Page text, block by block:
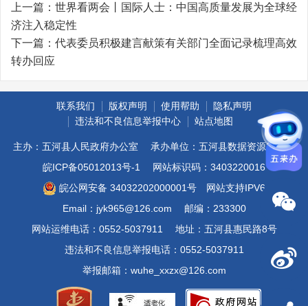
上一篇： 世界看两会丨国际人士：中国高质量发展为全球经
济注入稳定性
下一篇： 代表委员积极建言献策有关部门全面记录梳理高效
转办回应
联系我们 版权声明 使用帮助
隐私声明
违法和不良信息举报中心
站点地图
主办：五河县人民政府办公室
承办单位：五河县数据资源管理局
皖ICP备05012013号-1
网站标识码：3403220016
皖公网安备 34032202000001号
网站支持IPV6
Email：jyk965@126.com
邮编：233300
网站运维电话：0552-5037911
地址：五河县惠民路8号
违法和不良信息举报电话：0552-5037911
举报邮箱：wuhe_xxzx@126.com